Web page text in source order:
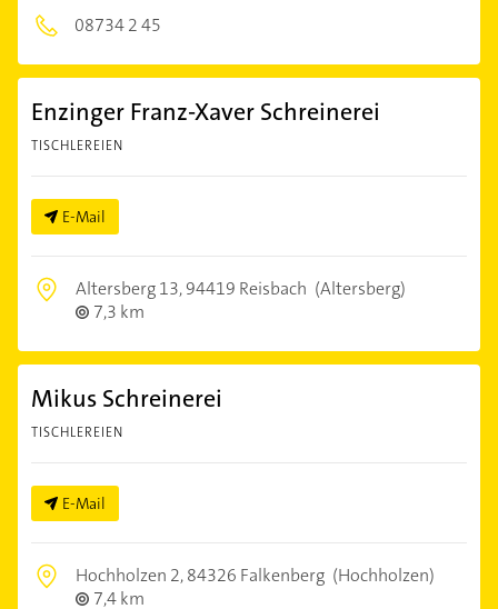
08734 2 45
Enzinger Franz-Xaver Schreinerei
TISCHLEREIEN
E-Mail
Altersberg 13,94419 Reisbach (Altersberg)
7,3 km
Mikus Schreinerei
TISCHLEREIEN
E-Mail
Hochholzen 2,84326 Falkenberg (Hochholzen)
7,4 km